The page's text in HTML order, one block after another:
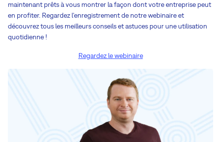
maintenant prêts à vous montrer la façon dont votre entreprise peut
en profiter. Regardez l'enregistrement de notre webinaire et
découvrez tous les meilleurs conseils et astuces pour une utilisation
quotidienne !
Regardez le webinaire